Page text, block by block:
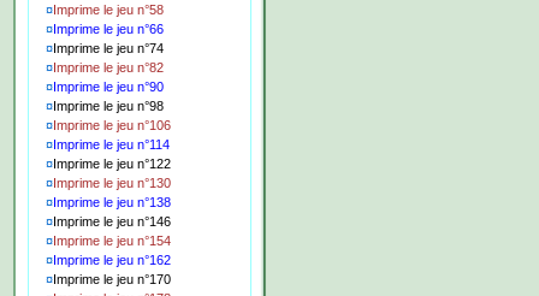
¤Imprime le jeu n°58
¤Imprime le jeu n°66
¤Imprime le jeu n°74
¤Imprime le jeu n°82
¤Imprime le jeu n°90
¤Imprime le jeu n°98
¤Imprime le jeu n°106
¤Imprime le jeu n°114
¤Imprime le jeu n°122
¤Imprime le jeu n°130
¤Imprime le jeu n°138
¤Imprime le jeu n°146
¤Imprime le jeu n°154
¤Imprime le jeu n°162
¤Imprime le jeu n°170